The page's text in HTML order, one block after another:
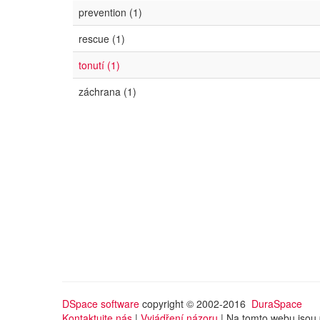
prevention (1)
rescue (1)
tonutí (1)
záchrana (1)
DSpace software copyright © 2002-2016 DuraSpace